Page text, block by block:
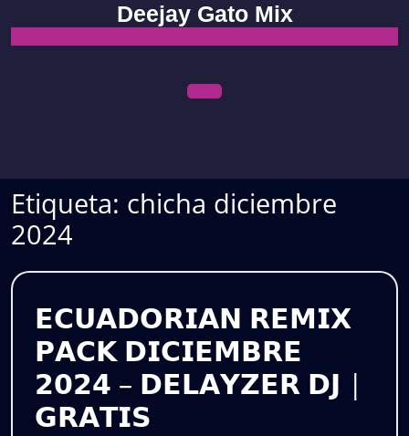
content
Deejay Gato Mix
Etiqueta: chicha diciembre
2024
𝗘𝗖𝗨𝗔𝗗𝗢𝗥𝗜𝗔𝗡 𝗥𝗘𝗠𝗜𝗫
𝗣𝗔𝗖𝗞 𝗗𝗜𝗖𝗜𝗘𝗠𝗕𝗥𝗘
𝟮𝟬𝟮𝟰 – 𝗗𝗘𝗟𝗔𝗬𝗭𝗘𝗥 𝗗𝗝 |
𝗚𝗥𝗔𝗧𝗜𝗦